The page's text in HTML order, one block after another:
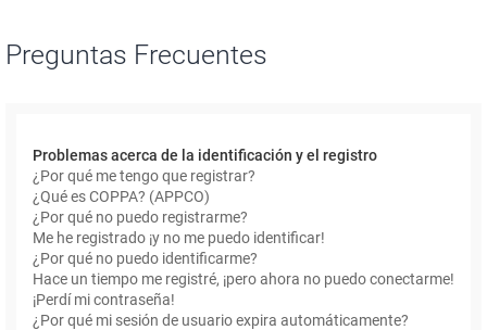
Preguntas Frecuentes
Problemas acerca de la identificación y el registro
¿Por qué me tengo que registrar?
¿Qué es COPPA? (APPCO)
¿Por qué no puedo registrarme?
Me he registrado ¡y no me puedo identificar!
¿Por qué no puedo identificarme?
Hace un tiempo me registré, ¡pero ahora no puedo conectarme!
¡Perdí mi contraseña!
¿Por qué mi sesión de usuario expira automáticamente?